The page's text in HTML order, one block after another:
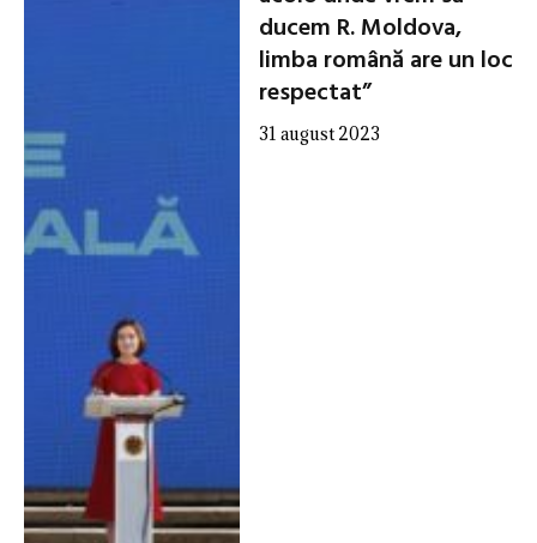
ducem R. Moldova,
limba română are un loc
respectat”
31 august 2023